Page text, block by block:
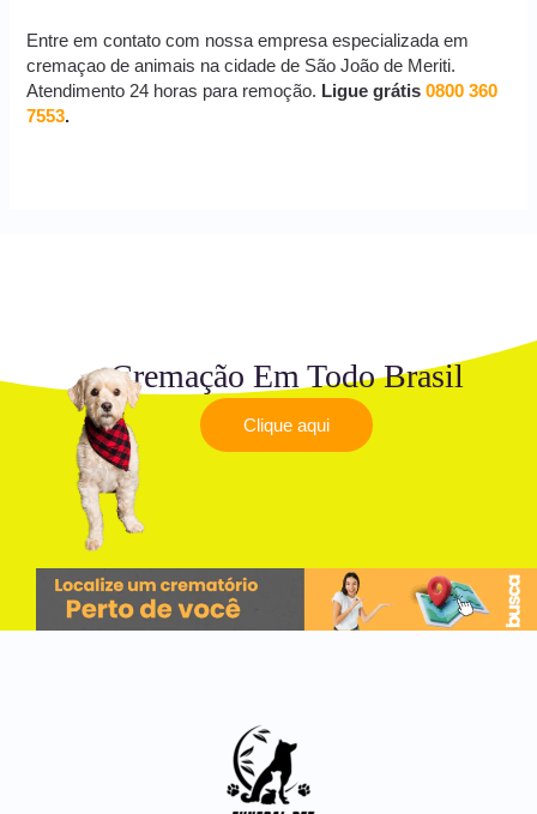
Entre em contato com nossa empresa especializada em
cremaçao de animais na cidade de São João de Meriti.
Atendimento 24 horas para remoção. Ligue grátis0800 360
7553.
Cremação Em Todo Brasil
Clique aqui